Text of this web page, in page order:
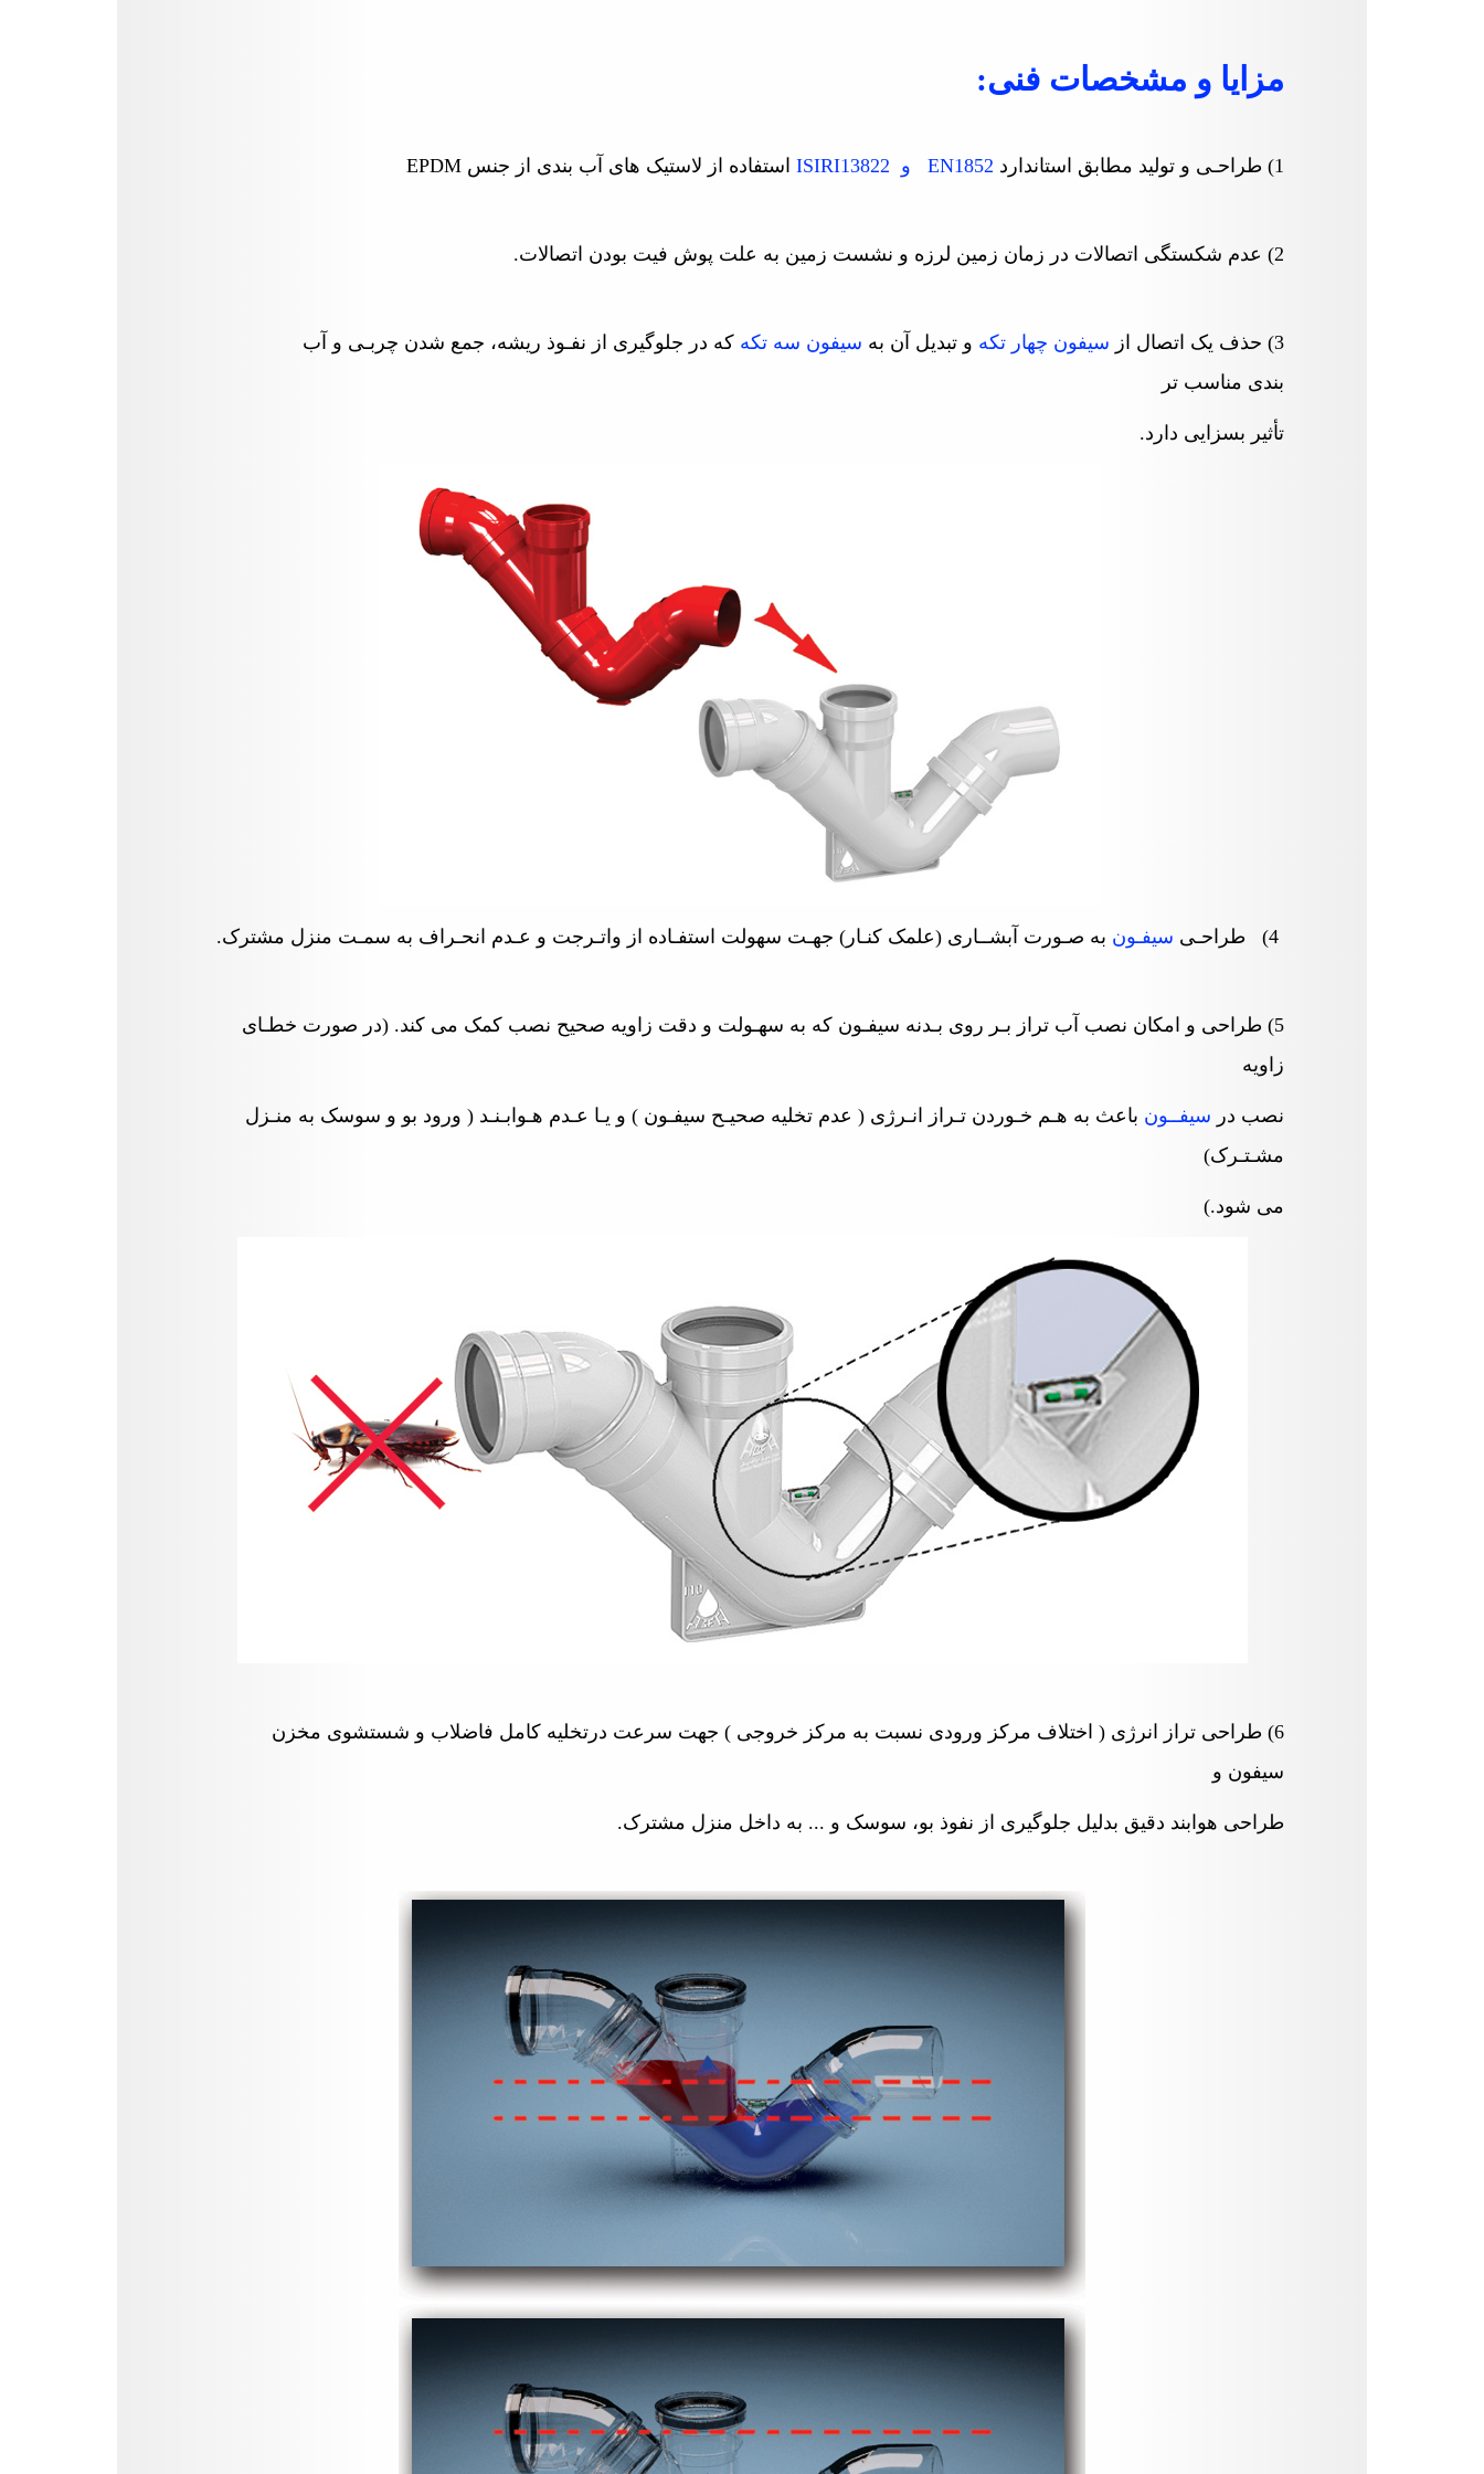
مزایا و مشخصات فنی:
1) طراحـی و تولید مطابق استاندارد EN1852 و ISIRI13822 استفاده از لاستیک های آب بندی از جنس EPDM
2) عدم شکستگی اتصالات در زمان زمین لرزه و نشست زمین به علت پوش فیت بودن اتصالات .
(3 حذف یک اتصال از سیفون چهار تکه و تبدیل آن به سیفون سه تکه که در جلوگیری از نفـوذ ریشه، جمع شدن چربـی و آب
بندی مناسب تر
تأثیر بسزایی دارد.
(4 طراحـی سیفـون به صـورت آبشــاری (علمک کنـار) جهـت سهولت استفـاده از واتـرجت و عـدم انحـراف به سمـت منزل مشترک.
5) طراحی و امکان نصب آب تراز بـر روی بـدنه سیفـون که به سهـولت و دقت زاویه صحیح نصب کمک می کند. (در صورت خطـای
زاویه
نصب در سیفــون باعث به هـم خـوردن تـراز انـرژی ( عدم تخلیه صحیـح سیفـون ) و یـا عـدم هـوابـنـد ( ورود بو و سوسک به منـزل
مشـتـرک)
می شود(.
6) طراحی تراز انرژی ( اختلاف مرکز ورودی نسبت به مرکز خروجی ) جهت سرعت درتخلیه کامل فاضلاب و شستشوی مخزن
سیفون و
طراحی هوابند دقیق بدلیل جلوگیری از نفوذ بو، سوسک و ... به داخل منزل مشترک.